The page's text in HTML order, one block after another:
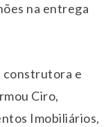
na entrega
construtora e
Ciro,
Imobiliários,